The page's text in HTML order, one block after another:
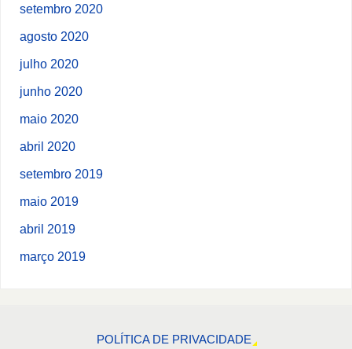
setembro 2020
agosto 2020
julho 2020
junho 2020
maio 2020
abril 2020
setembro 2019
maio 2019
abril 2019
março 2019
POLÍTICA DE PRIVACIDADE